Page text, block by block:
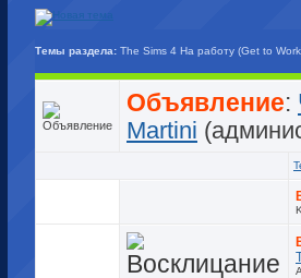
Темы раздела: The Sims 4 На работу (Get to
Объявление:
Martini